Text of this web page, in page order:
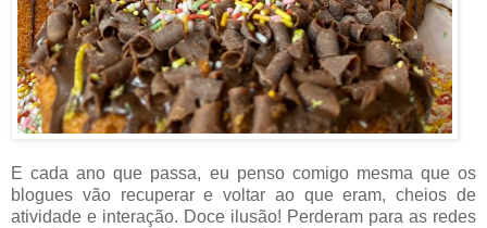
E cada ano que passa, eu penso comigo mesma que os
blogues vão recuperar e voltar ao que eram, cheios de
atividade e interação. Doce ilusão! Perderam para as redes